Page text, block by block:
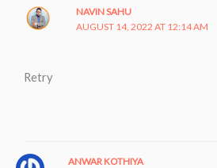
NAVIN SAHU
AUGUST 14, 2022 AT 12:14 AM
Retry
ANWAR KOTHIYA